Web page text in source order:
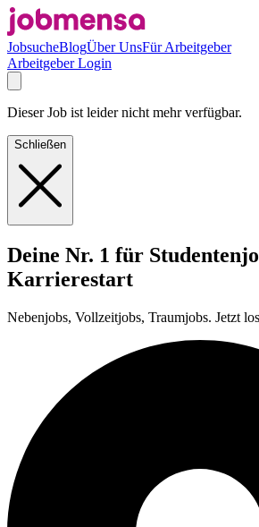
JobsucheBlogÜber UnsFür Arbeitgeber
Arbeitgeber Login
Dieser Job ist leider nicht mehr verfügbar.
Schließen
Deine Nr. 1 für
Karrierestart
Nebenjobs, Vollzeitjobs, Traumjobs. Jetzt